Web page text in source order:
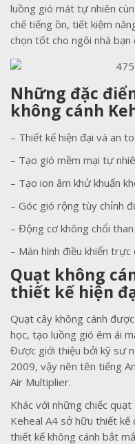
luồng gió mát tự nhiên
chế tiếng ồn, tiết kiệm
chọn tốt cho ngôi nhà bạn
Những đặc
không cánh
– Thiết kế hiện đại và an
– Tạo gió mềm mại tự
– Tạo ion âm khử khuẩn
– Góc gió rộng tùy chỉnh
– Động cơ không chổi
– Màn hình điều khiển
Quạt không
thiết kế hiện
Quạt cây không cánh
học, tạo luồng gió êm ái
Được giới thiệu bởi kỹ sư
2009, vậy nên tên tiếng
Air Multiplier.
Khác với những chiếc
Keheal A4 sở hữu thiết kế
thiết kế không cánh bắt